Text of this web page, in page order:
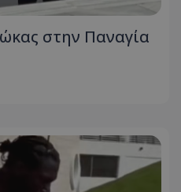
στην Παναγία